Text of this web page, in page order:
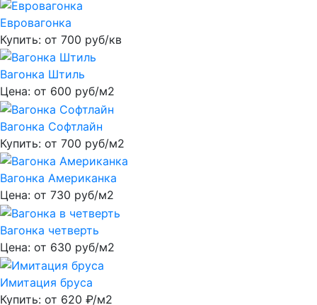
Евровагонка
Купить: от 700 руб/кв
Вагонка Штиль
Цена: от 600 руб/м2
Вагонка Софтлайн
Купить: от 700 руб/м2
Вагонка Американка
Цена: от 730 руб/м2
Вагонка четверть
Цена: от 630 руб/м2
Имитация бруса
Купить: от 620 ₽/м2